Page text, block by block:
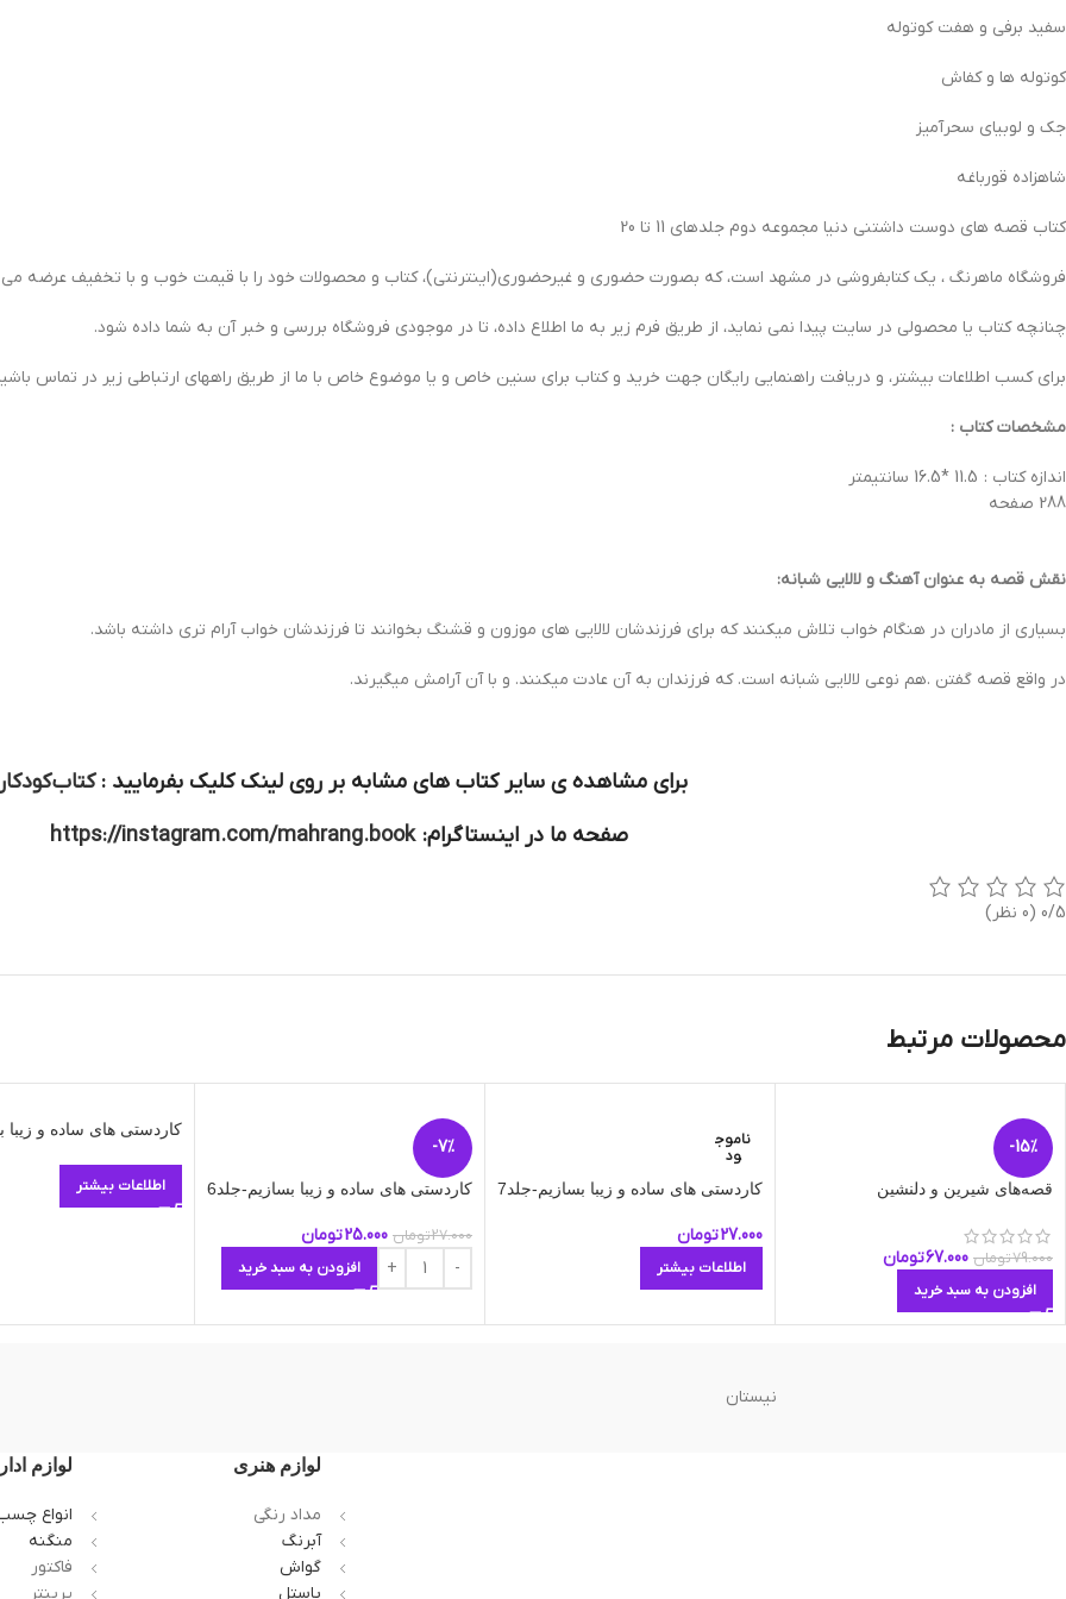
سفید برفی و هفت کوتوله
کوتوله ها و کفاش
جک و لوبیای سحرآمیز
شاهزاده قورباغه
کتاب قصه های دوست داشتنی دنیا مجموعه دوم جلدهای 11 تا 20
فروشگاه ماهرنگ ، یک کتابفروشی در مشهد است، که بصورت حضوری و غیرحضوری(اینترنتی)، کتاب و محصولات خود را با قیمت خوب و با تخفیف عرضه می
چنانچه کتاب یا محصولی در سایت پیدا نمی نماید، از طریق فرم زیر به ما اطلاع داده، تا در موجودی فروشگاه بررسی و خبر آن به شما داده شود.
برای کسب اطلاعات بیشتر، و دریافت راهنمایی رایگان جهت خرید و کتاب برای سنین خاص و یا موضوع خاص با ما از طریق راههای ارتباطی زیر در تماس
مشخصات کتاب :
اندازه کتاب : 11.5 *16.5 سانتیمتر
288 صفحه
نقش قصه به عنوان آهنگ و لالایی شبانه:
بسیاری از مادران در هنگام خواب تلاش میکنند که برای فرزندشان لالایی های موزون و قشنگ بخوانند تا فرزندشان خواب آرام تری داشته باشد.
در واقع قصه گفتن .هم نوعی لالایی شبانه است. که فرزندان به آن عادت میکنند. و با آن آرامش میگیرند.
برای مشاهده ی سایر کتاب های مشابه بر روی لینک کلیک بفرمایید :کتاب
صفحه ما در اینستاگرام:https://instagram.com/mahrang.book
0/5 (0 نظر)
محصولات مرتبط
-15%
قصه‌های شیرین و دلنشین
79.000تومان 67.000تومان
افزودن به سبد خرید
ناموج
ود
کاردستی های ساده و زیبا بسازیم-جلد7
27.000تومان
اطلاعات بیشتر
-7%
کاردستی های ساده و زیبا بسازیم-جلد6
27.000تومان 25.000تومان
افزودن به سبد خرید
کاردستی های ساده و زیبا
اطلاعات بیشتر
نیستان
لوازم هنری
مداد رنگی
آبرنگ
گواش
پاستل
لوازم
انواع
منگنه
فاکتور
پرینتر